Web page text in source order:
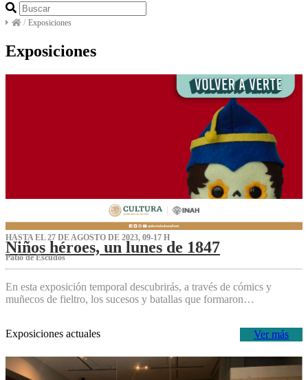
/ Exposiciones
Exposiciones
HASTA EL 27 DE AGOSTO DE 2023, 09-17 H
Niños héroes, un lunes de 1847
Patio de Escudos
En esta exposición temporal descubrirás, a través de cómics y
muñecos de fieltro, los sucesos y batallas que formaron…
Ver más
Exposiciones actuales